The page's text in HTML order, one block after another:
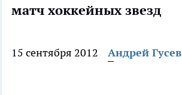
матч хоккейных звезд
15 сентября 2012 Андрей Гусев